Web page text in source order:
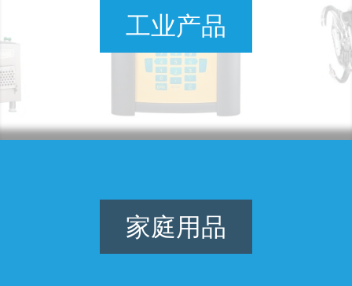
工业产品
家庭用品